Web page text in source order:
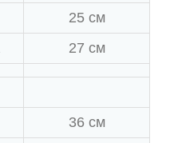
25 см
27 см
36 см